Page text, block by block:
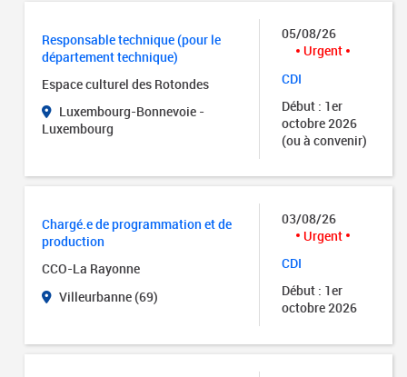
Responsable technique (pour le
département technique)
Espace culturel des Rotondes
Luxembourg-Bonnevoie -
Luxembourg
05/08/26
Urgent
CDI
Début : 1er
octobre 2026
(ou à convenir)
Chargé.e de programmation et de
production
CCO-La Rayonne
Villeurbanne (69)
03/08/26
Urgent
CDI
Début : 1er
octobre 2026